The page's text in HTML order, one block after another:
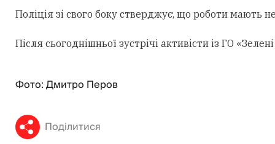
Поліція зі свого боку стверджує, що роботи мають
Після сьогоднішньої зустрічі активісти із ГО
Фото: Дмитро Перов
Поділитися